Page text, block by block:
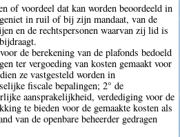
of voordeel dat kan worden beoordeeld in
in ruil of bij zijn mandaat, van de
en de rechtspersonen waarvan zij lid is
de berekening van de plafonds bedoeld
ter vergoeding van kosten gemaakt voor
ze vastgesteld worden in
fiscale bepalingen; 2° de
aansprakelijkheid, verdediging voor de
te bieden voor de gemaakte kosten als
van de openbare beheerder gedragen